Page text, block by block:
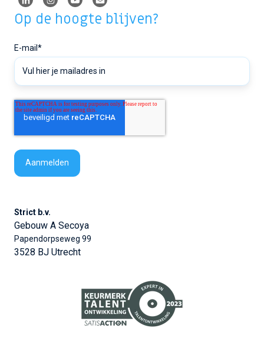
Op de hoogte blijven?
E-mail *
Strict b.v.
Gebouw A Secoya
Papendorpseweg 99
3528 BJ Utrecht